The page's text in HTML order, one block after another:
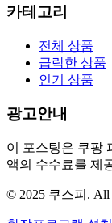
카테고리
전체 상품
급락한 상품
인기 상품
광고안내
이 포스팅은 쿠팡
액의 수수료를 제
© 2025 쿠스피. All